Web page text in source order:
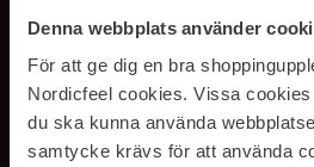
Denna webbplats använder
För att ge dig en bra
Nordicfeel cookies. Vissa
du ska kunna använda
samtycke krävs för att använda
PRENUMERERA PÅ
NYHETSBREV